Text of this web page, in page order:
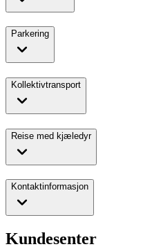
Parkering
Kollektivtransport
Reise med kjæledyr
Kontaktinformasjon
Kundesenter